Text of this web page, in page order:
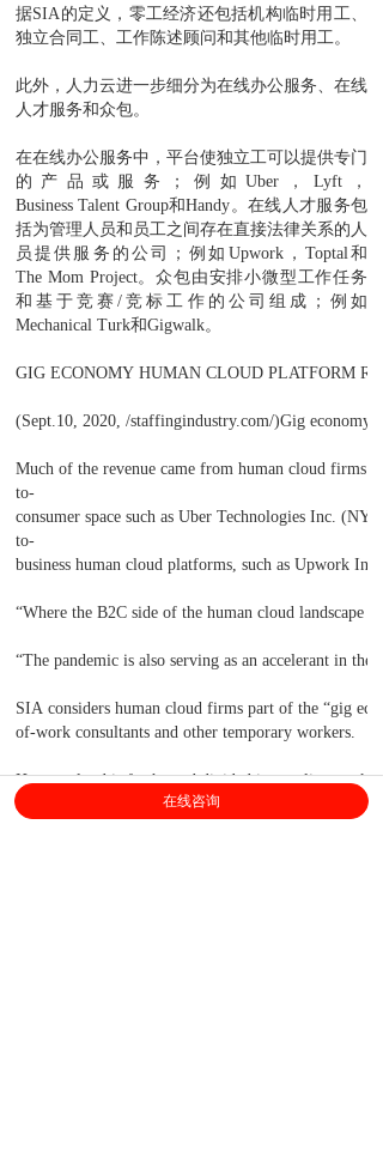
据SIA的定义，零工经济还包括机构临时用工、
独立合同工、工作陈述顾问和其他临时用工。
此外，人力云进一步细分为在线办公服务、在线
人才服务和众包。
在在线办公服务中，平台使独立工可以提供专门
的产品或服务；例如Uber，Lyft，
Business Talent Group和Handy。在线人才服务包
括为管理人员和员工之间存在直接法律关系的人
员提供服务的公司；例如Upwork，Toptal和
The Mom Project。众包由安排小微型工作任务
和基于竞赛/竞标工作的公司组成；例如
Mechanical Turk和Gigwalk。
GIG ECONOMY HUMAN CLOUD PLATFORM
(Sept.10, 2020, /staffingindustry.com/)Gig economy
Much of the revenue came from human cloud firms
to-
consumer space such as Uber Technologies Inc.
to-
business human cloud platforms, such as Upwork
“Where the B2C side of the human cloud landscape
“The pandemic is also serving as an accelerant in
SIA considers human cloud firms part of the “gig
of-work consultants and other temporary workers.
Human cloud is further subdivided into online work
在线咨询